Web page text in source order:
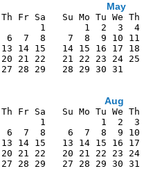
May
Fr Sa   Su Mo Tu We
1       1  2  3
6  7  8    7  8  9 10
14 15   14 15 16 17
21 22   21 22 23 24
27 28 29   28 29 30 31
Aug
Fr Sa   Su Mo Tu We
1          1  2
6  7  8    6  7  8  9
14 15   13 14 15 16
21 22   20 21 22 23
28 29   27 28 29 30